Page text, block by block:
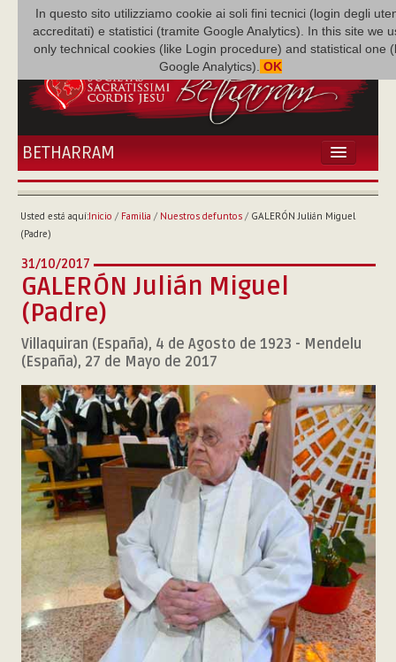
In questo sito utilizziamo cookie ai soli fini tecnici (login degli
accreditati) e statistici (tramite Google Analytics). In this site we
only technical cookies (like Login procedure) and statistical one
Google Analytics). OK
BETHARRAM
INICIO
BETHARRAM
MISIÓN
NEF
MULTIMEDIA
P. AUGUSTO ETCHECOPAR
Usted está aquí:Inicio / Familia / Nuestros defuntos/ GALERÓN Julián Miguel
(Padre)
31/10/2017
GALERÓN Julián Miguel
(Padre)
Villaquiran (España), 4 de Agosto de 1923 - Mendelu
(España), 27 de Mayo de 2017